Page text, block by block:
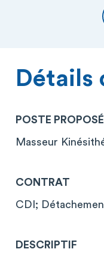
Détails
POSTE PROPOSÉ
Masseur
CONTRAT
CDI;
DESCRIPTIF